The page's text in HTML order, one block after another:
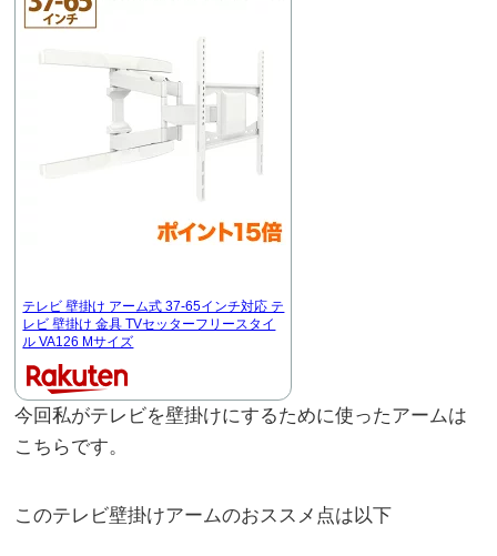
テレビ 壁掛け アーム式 37-65インチ対応 テ
レビ 壁掛け 金具 TVセッターフリースタイ
ル VA126 Mサイズ
今回私がテレビを壁掛けにするために使ったアームは
こちらです。
このテレビ壁掛けアームのおススメ点は以下